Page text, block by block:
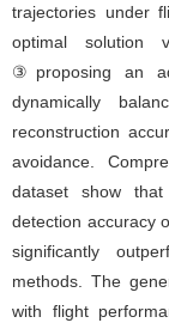
trajectories under
optimal solution
③proposing an
dynamically
reconstruction
avoidance.
dataset show
detection accuracy
significantly
methods. The
with flight